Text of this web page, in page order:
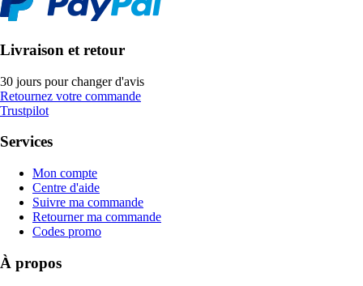
Livraison et retour
30 jours pour changer d'avis
Retournez votre commande
Trustpilot
Services
Mon compte
Centre d'aide
Suivre ma commande
Retourner ma commande
Codes promo
À propos